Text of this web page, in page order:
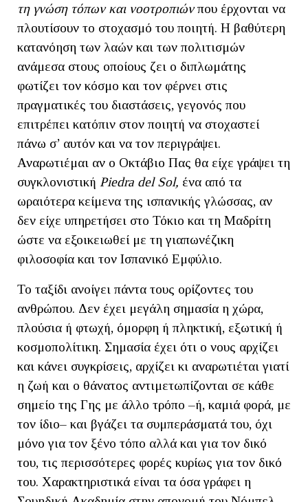
τη γνώση τόπων και νοοτροπιώνπου έρχονται να
πλουτίσουν το στοχασμό του ποιητή. Η βαθύτερη
κατανόηση των λαών και των πολιτισμών
ανάμεσα στους οποίους ζει ο διπλωμάτης
φωτίζει τον κόσμο και τον φέρνει στις
πραγματικές του διαστάσεις, γεγονός που
επιτρέπει κατόπιν στον ποιητή να στοχαστεί
πάνω σ’ αυτόν και να τον περιγράψει.
Αναρωτιέμαι αν ο Oκτάβιο Πας θα είχε γράψει τη
συγκλονιστική Piedra del Sol, ένα από τα
ωραιότερα κείμενα της ισπανικής γλώσσας, αν
δεν είχε υπηρετήσει στο Τόκιο και τη Μαδρίτη
ώστε να εξοικειωθεί με τη γιαπωνέζικη
φιλοσοφία και τον Ισπανικό Εμφύλιο.
Το ταξίδι ανοίγει πάντα τους ορίζοντες του
ανθρώπου. Δεν έχει μεγάλη σημασία η χώρα,
πλούσια ή φτωχή, όμορφη ή πληκτική, εξωτική ή
κοσμοπολίτικη. Σημασία έχει ότι ο νους αρχίζει
και κάνει συγκρίσεις, αρχίζει κι αναρωτιέται γιατί
η ζωή και ο θάνατος αντιμετωπίζονται σε κάθε
σημείο της Γης με άλλο τρόπο –ή, καμιά φορά, με
τον ίδιο– και βγάζει τα συμπεράσματά του, όχι
μόνο για τον ξένο τόπο αλλά και για τον δικό
του, τις περισσότερες φορές κυρίως για τον δικό
του. Χαρακτηριστικά είναι τα όσα γράφει η